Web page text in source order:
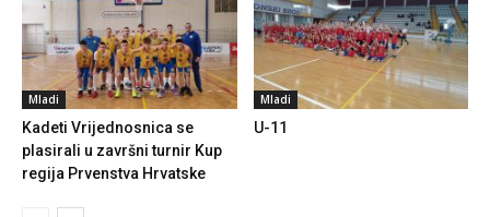
Mladi
Kadeti Vrijednosnica se
plasirali u završni turnir Kup
regija Prvenstva Hrvatske
Mladi
U-11